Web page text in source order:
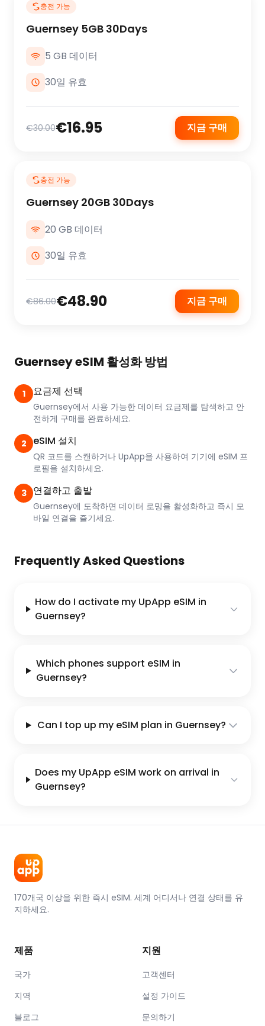
충전 가능
Guernsey 5GB 30Days
5 GB 데이터
30일 유효
€30.00€16.95 지금 구매
충전 가능
Guernsey 20GB 30Days
20 GB 데이터
30일 유효
€86.00€48.90 지금 구매
Guernsey eSIM 활성화 방법
1 요금제 선택
Guernsey에서 사용 가능한 데이터 요금제를 탐색하고 안
전하게 구매를 완료하세요.
2 eSIM 설치
QR 코드를 스캔하거나 UpApp을 사용하여 기기에 eSIM 프
로필을 설치하세요.
3 연결하고 출발
Guernsey에 도착하면 데이터 로밍을 활성화하고 즉시 모
바일 연결을 즐기세요.
Frequently Asked Questions
How do I activate my UpApp eSIM in
Guernsey?
Which phones support eSIM in
Guernsey?
Can I top up my eSIM plan in Guernsey?
Does my UpApp eSIM work on arrival in
Guernsey?
170개국 이상을 위한 즉시 eSIM. 세계 어디서나 연결 상태를 유
지하세요.
제품
국가
지역
블로그
지원
고객센터
설정 가이드
문의하기